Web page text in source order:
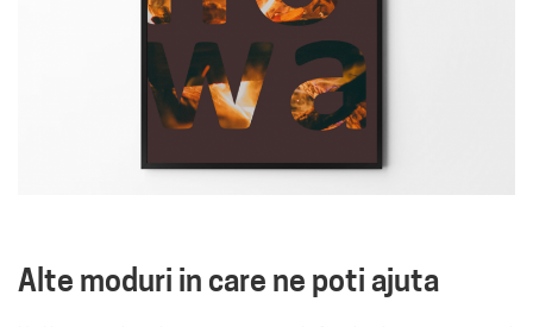
Alte moduri in care ne poti ajuta